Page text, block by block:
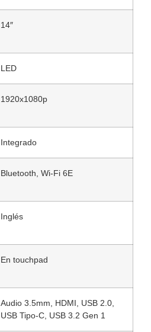
14″
LED
1920x1080p
Integrado
Bluetooth, Wi-Fi 6E
Inglés
En touchpad
Audio 3.5mm, HDMI, USB 2.0,
USB Tipo-C, USB 3.2 Gen 1